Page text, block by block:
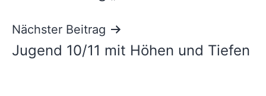
Nächster Beitrag
Jugend 10/11 mit Höhen und Tiefen